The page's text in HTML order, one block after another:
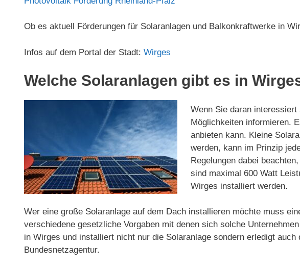
Ob es aktuell Förderungen für Solaranlagen und Balkonkraftwerke in
Infos auf dem Portal der Stadt: Wirges
Welche Solaranlagen gibt es in
Wenn Sie daran
Möglichkeiten informieren.
anbieten kann. Kleine
werden, kann im Prinzip
Regelungen dabei
sind maximal 600 Watt
Wirges installiert werden.
Wer eine große Solaranlage auf dem Dach installieren möchte muss
verschiedene gesetzliche Vorgaben mit denen sich solche
in Wirges und installiert nicht nur die Solaranlage sondern erledigt
Bundesnetzagentur.